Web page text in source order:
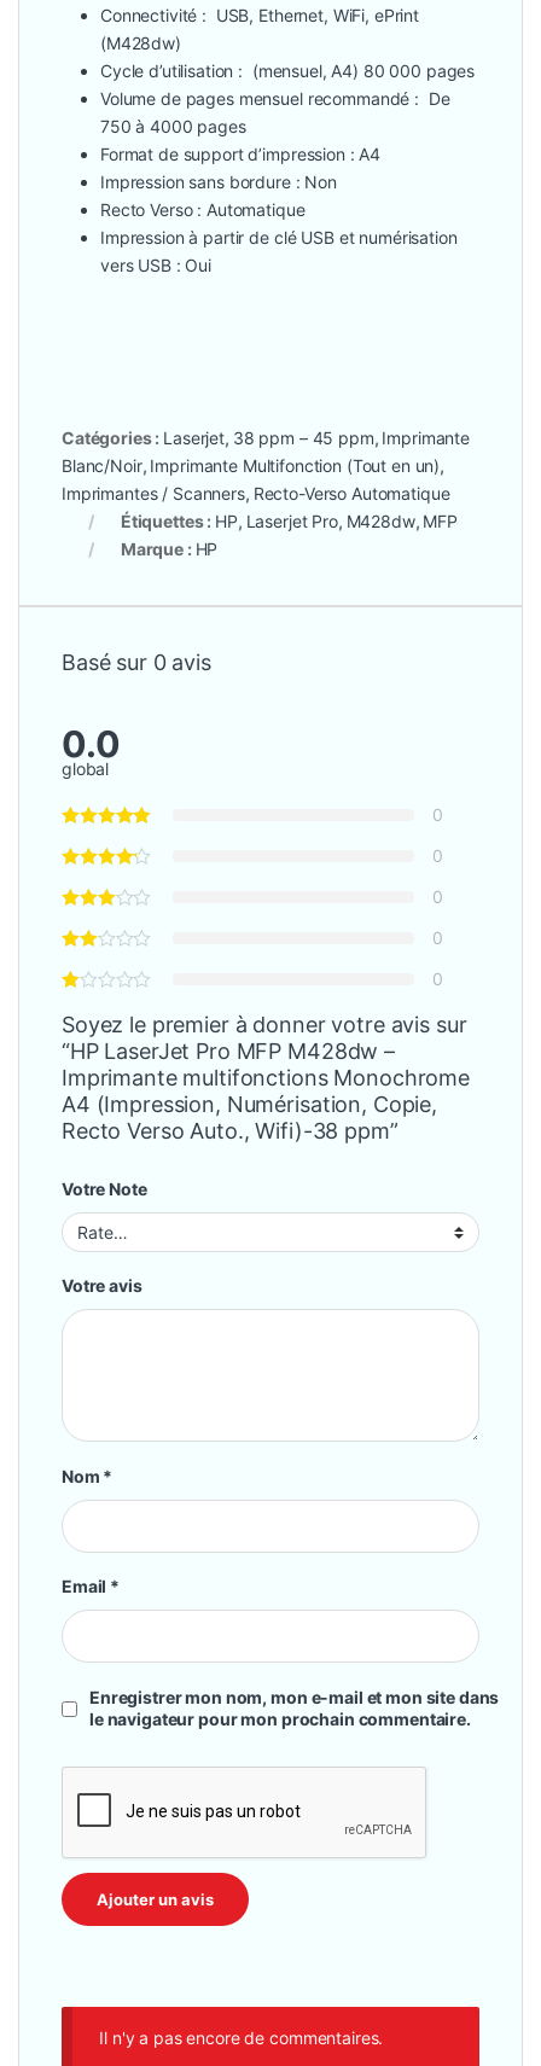
Connectivité : USB, Ethernet, WiFi, ePrint
(M428dw)
Cycle d’utilisation : (mensuel, A4) 80 000 pages
Volume de pages mensuel recommandé : De
750 à 4000 pages
Format de support d’impression : A4
Impression sans bordure : Non
Recto Verso : Automatique
Impression à partir de clé USB et numérisation
vers USB : Oui
Catégories : Laserjet, 38 ppm – 45 ppm, Imprimante
Blanc/Noir, Imprimante Multifonction (Tout en un),
Imprimantes / Scanners, Recto-Verso Automatique
Étiquettes : HP, Laserjet Pro, M428dw, MFP
Marque : HP
Basé sur 0 avis
0.0
global
0
0
0
0
0
Soyez le premier à donner votre avis sur
“HP LaserJet Pro MFP M428dw –
Imprimante multifonctions Monochrome
A4 (Impression, Numérisation, Copie,
Recto Verso Auto., Wifi)-38 ppm”
Votre Note
Votre avis
Nom *
Email *
Enregistrer mon nom, mon e-mail et mon site dans
le navigateur pour mon prochain commentaire.
Il n'y a pas encore de commentaires.